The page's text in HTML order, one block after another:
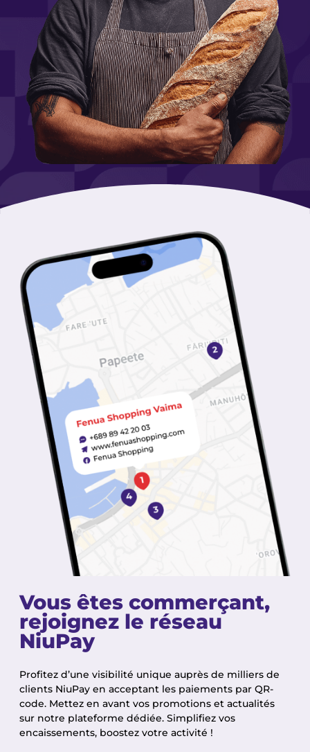
Vous êtes commerçant,
rejoignez le réseau
NiuPay
Profitez d’une visibilité unique auprès de milliers de
clients NiuPay en acceptant les paiements par QR-
code. Mettez en avant vos promotions et actualités
sur notre plateforme dédiée. Simplifiez vos
encaissements, boostez votre activité !